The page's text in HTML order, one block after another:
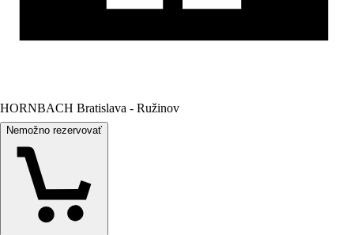
HORNBACH Bratislava - Ružinov
Nemožno rezervovať